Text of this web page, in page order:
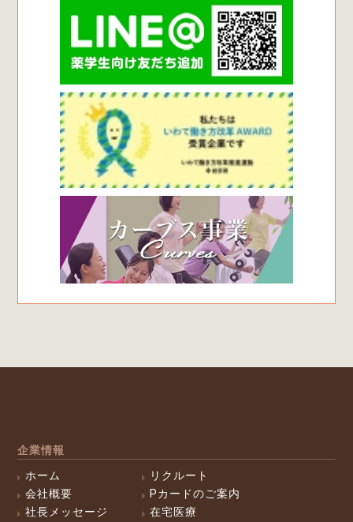
企業情報
ホーム
会社概要
社長メッセージ
リクルート
Pカードのご案内
在宅医療